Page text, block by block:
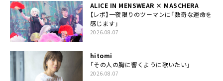
ALICE IN MENSWEAR × MASCHERA
【レポ】一夜限りのツーマンに「数奇な運命を
感じます」
2026.08.07
hitomi
「その人の胸に響くように歌いたい」
2026.08.07